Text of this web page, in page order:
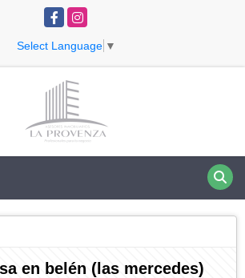
FacebookInstagram
Select Language ▼
en belén (las mercedes)